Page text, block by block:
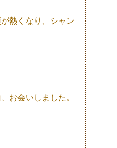
熱くなり、シャン
お会いしました。